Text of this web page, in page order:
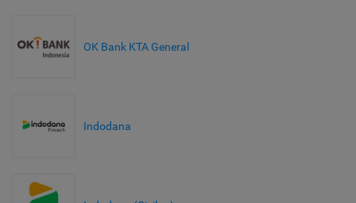
OK Bank KTA General
Indodana